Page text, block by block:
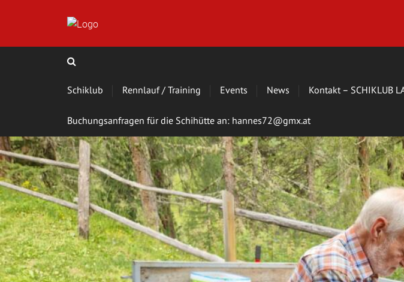
Schiklub Rennlauf / Training Events News Kontakt – SCHIKLUB
Buchungsanfragen für die Schihütte an: hannes72@gmx.at